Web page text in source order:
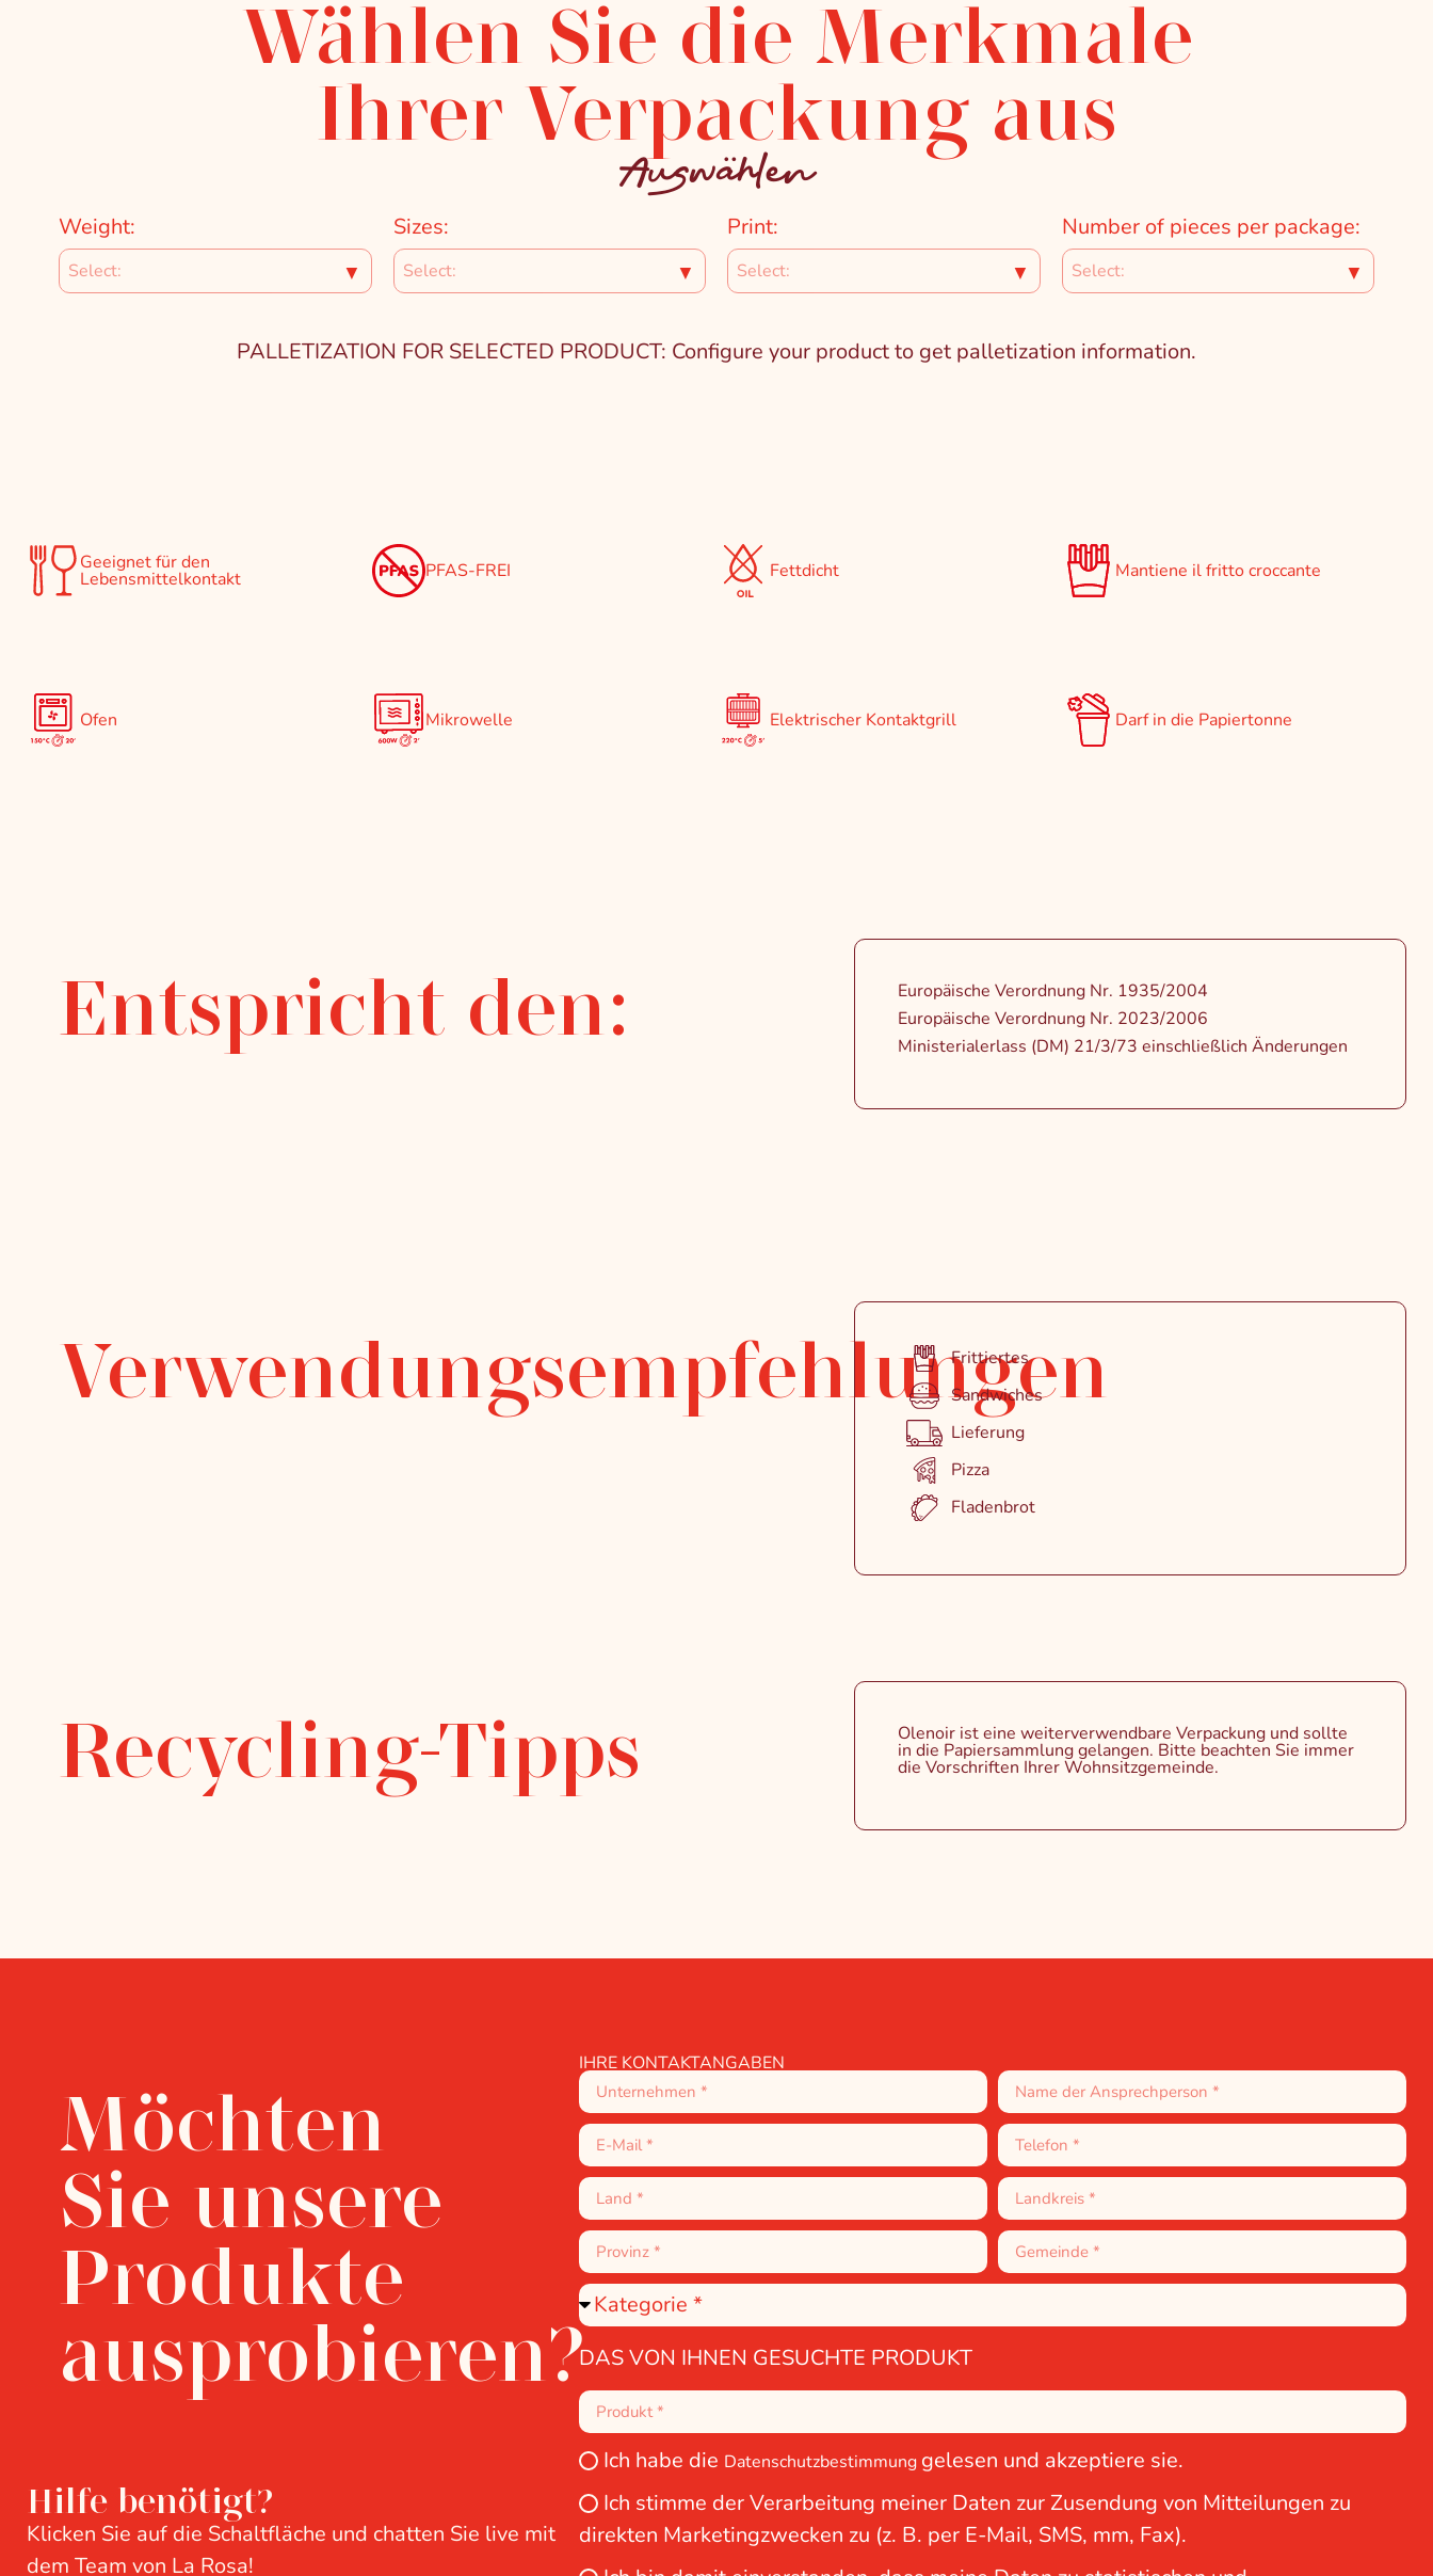
Wählen Sie die Merkmale
Ihrer Verpackung aus
Auswählen
Weight:
▼
Sizes:
▼
Print:
▼
Number of pieces per package:
▼
PALLETIZATION FOR SELECTED PRODUCT: Configure your product to get palletization information.
Geeignet für den
Lebensmittelkontakt PFAS-FREI Fettdicht Mantiene il fritto croccante
Ofen Mikrowelle Elektrischer Kontaktgrill Darf in die Papiertonne
Entspricht den:
Europäische Verordnung Nr. 1935/2004
Europäische Verordnung Nr. 2023/2006
Ministerialerlass (DM) 21/3/73 einschließlich Änderungen
Verwendungsempfehlungen
Frittiertes
Sandwiches
Lieferung
Pizza
Fladenbrot
Recycling-Tipps Olenoir ist eine weiterverwendbare Verpackung und sollte
in die Papiersammlung gelangen. Bitte beachten Sie immer
die Vorschriften Ihrer Wohnsitzgemeinde.
Möchten
Sie unsere
Produkte
ausprobieren?
Hilfe benötigt?
Klicken Sie auf die Schaltfläche und chatten Sie live mit
dem Team von La Rosa!
IHRE KONTAKTANGABEN
DAS VON IHNEN GESUCHTE PRODUKT
Ich habe die Datenschutzbestimmung gelesen und akzeptiere sie.
Ich stimme der Verarbeitung meiner Daten zur Zusendung von Mitteilungen zu
direkten Marketingzwecken zu (z. B. per E-Mail, SMS, mm, Fax).